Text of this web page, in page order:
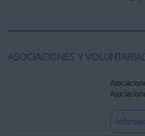
ASOCIACIONES Y